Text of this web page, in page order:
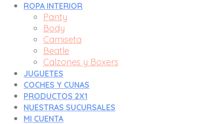
ROPA INTERIOR
Panty
Body
Camiseta
Beatle
Calzones y Boxers
JUGUETES
COCHES Y CUNAS
PRODUCTOS 2X1
NUESTRAS SUCURSALES
MI CUENTA